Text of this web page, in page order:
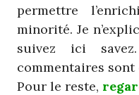
permettre
minorité. Je
suivez ici
commentaires sont
Pour le reste,